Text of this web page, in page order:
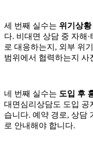
세 번째 실수는 위기상
다. 비대면 상담 중 자해
로 대응하는지, 외부 위
범위에서 협력하는지 사
네 번째 실수는 도입 후
대면심리상담도 도입 공
습니다. 예약 경로, 상담
로 안내해야 합니다.